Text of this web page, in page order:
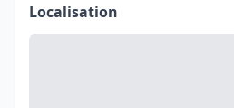
Localisation